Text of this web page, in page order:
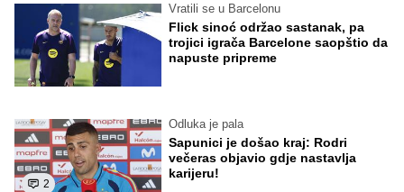
Vratili se u Barcelonu
Flick sinoć održao sastanak, pa
trojici igrača Barcelone saopštio da
napuste pripreme
2
Odluka je pala
Sapunici je došao kraj: Rodri
večeras objavio gdje nastavlja
karijeru!